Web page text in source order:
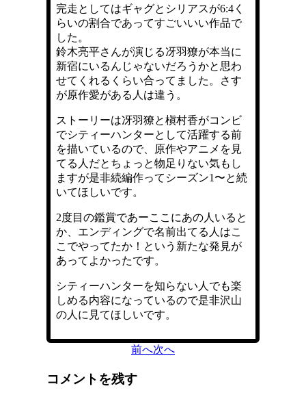
完走としてはギャグとシリアスが6:4く
らいの割合であってすごいいい作品で
した。
鈴木亮平さんが演じる冴羽獠が本当に
新宿にいるんじゃないだろうかと思わ
せてくれるくらい合ってました。さす
が原作愛がある人は違う。
ストーリーは冴羽獠と槇村香がコンビ
でシティーハンターとして活躍する前
を描いているので、原作やアニメを見
てる人だとちょっと物足りない気もし
ますが是非続編作ってシーズン1〜と続
いてほしいです。
2度目の鑑賞であーここにあの人いると
か、エンディングで名前出てる人はこ
こでやってたか！という新たな発見が
あってよかったです。
シティーハンターを知らない人でも楽
しめる内容になっているので是非沢山
の人に見てほしいです。
前へ次へ
コメントを残す